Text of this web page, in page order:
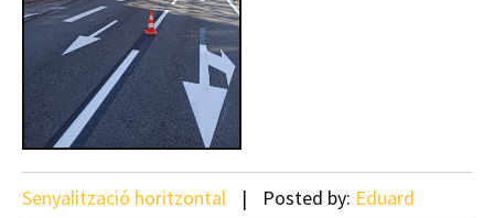
Senyalització horitzontal Posted by: Eduard